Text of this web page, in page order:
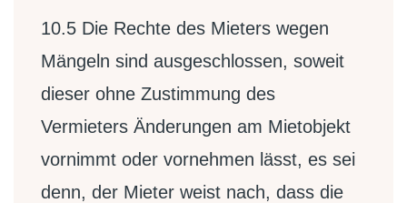
10.5 Die Rechte des Mieters wegen
Mängeln sind ausgeschlossen, soweit
dieser ohne Zustimmung des
Vermieters Änderungen am Mietobjekt
vornimmt oder vornehmen lässt, es sei
denn, der Mieter weist nach, dass die